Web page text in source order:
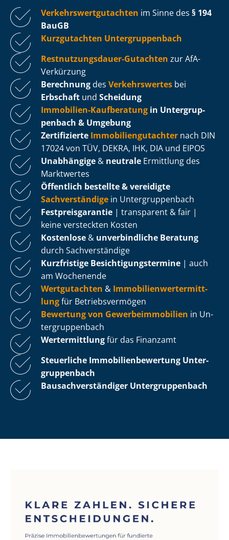
Ver­kehrs­wert­gut­ach­ten im Sinne des § 194
BauGB
Kurzgutachten Un­ter­grup­pen­bach
Rest­nut­zungs­dau­er-Gutachten zur AfA-
Verkürzung
Berechnung des Verkehrswertes bei
Erbschaft und Scheidung
Immobilien-Kaufberatung in Un­ter­grup­
pen­bach & Umgebung
Zertifizierte Im­mo­bi­li­en­gut­ach­ter nach DIN
17024 von TÜV, DEKRA, IHK, DIA und EIPOS
Unabhängige & neutrale Ermittlung des
Marktwertes
Öffentlich bestellte & vereidigte
Sachverständige in Un­ter­grup­pen­bach
Fest­preis­ga­ran­tie | transparent & fair |
keine versteckten Kosten
Kostenlose & unverbindliche Beratung
durch Sachverständige
Kurzfristige Be­sich­ti­gungs­ter­mi­ne | auch
am Wochenende
Wertgutachten & Im­mo­bi­li­en­wert­ermitt­
lungfür Be­triebs­ver­mö­gen
Bewertung von Ge­wer­be­im­mo­bi­li­en in Un­
ter­grup­pen­bach
Wertermittlungfür das Finanzamt
Steuerliche Im­mo­bi­li­en­be­wer­tung Un­ter­
grup­pen­bach
Bau­sach­ver­stän­di­ger Un­ter­grup­pen­bach